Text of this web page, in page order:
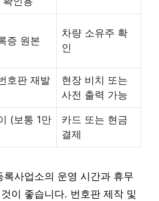
증 원본
차량 소유주 확
인
호판 재발
현장 비치 또는
사전 출력 가능
(보통 1만
카드 또는 현금
결제
록사업소의 운영 시간과 휴무
이 좋습니다. 번호판 제작 및